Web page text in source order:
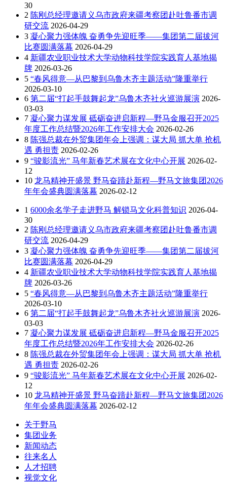
30
2 陈刚总经理邀请义乌市政府来疆考察团赴吐鲁番市调
研交流 2026-04-29
3 凝心聚力强体魄 奋勇争先迎旺季——集团第二届拔河
比赛圆满落幕 2026-04-29
4 新疆农业职业技术大学动物科技学院实践育人基地揭
牌 2026-03-26
5 “春风得意—从巴黎到乌鲁木齐主题活动”隆重举行
2026-03-10
6 第二届“打起手鼓舞起龙”乌鲁木齐社火巡游展演 2026-
03-03
7 凝心聚力谋发展 砥砺奋进启新程—野马金服召开2025
年度工作总结暨2026年工作安排大会 2026-02-26
8 陈强总裁在外贸集团年会上强调：谋大局 抓大单 抢机
遇 勇担责 2026-02-26
9 “骏影流光” 马年新春艺术展在文化中心开展 2026-02-
12
10 龙马精神开盛景 野马奋蹄赴新程—野马文旅集团2026
年年会盛典圆满落幕 2026-02-12
1 6000余名学子走进野马 解锁马文化科普知识 2026-04-
30
2 陈刚总经理邀请义乌市政府来疆考察团赴吐鲁番市调
研交流 2026-04-29
3 凝心聚力强体魄 奋勇争先迎旺季——集团第二届拔河
比赛圆满落幕 2026-04-29
4 新疆农业职业技术大学动物科技学院实践育人基地揭
牌 2026-03-26
5 “春风得意—从巴黎到乌鲁木齐主题活动”隆重举行
2026-03-10
6 第二届“打起手鼓舞起龙”乌鲁木齐社火巡游展演 2026-
03-03
7 凝心聚力谋发展 砥砺奋进启新程—野马金服召开2025
年度工作总结暨2026年工作安排大会 2026-02-26
8 陈强总裁在外贸集团年会上强调：谋大局 抓大单 抢机
遇 勇担责 2026-02-26
9 “骏影流光” 马年新春艺术展在文化中心开展 2026-02-
12
10 龙马精神开盛景 野马奋蹄赴新程—野马文旅集团2026
年年会盛典圆满落幕 2026-02-12
关于野马
集团业务
新闻动态
往来名人
人才招聘
视觉文化